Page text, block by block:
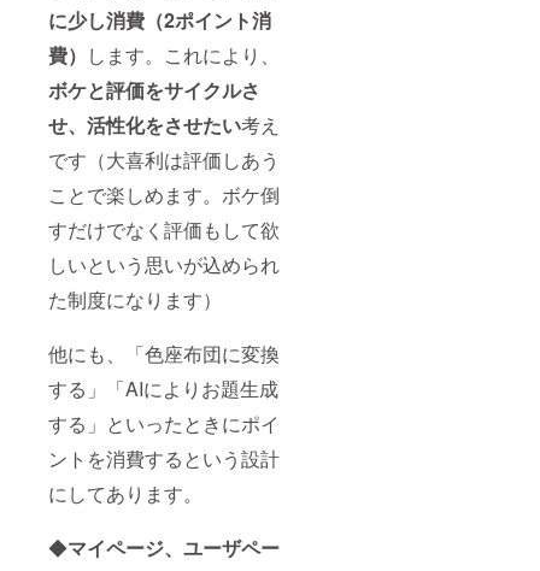
に少し消費（2ポイント消
費） します。これにより、
ボケと評価をサイクルさ
せ、活性化をさせたい考え
です（大喜利は評価しあう
ことで楽しめます。ボケ倒
すだけでなく評価もして欲
しいという思いが込められ
た制度になります）
他にも、「色座布団に変換
する」「AIによりお題生成
する」といったときにポイ
ントを消費するという設計
にしてあります。
◆マイページ、ユーザペー